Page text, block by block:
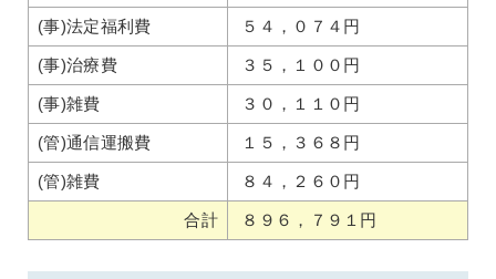
(事)法定福利費 ５４，０７４円
(事)治療費 ３５，１００円
(事)雑費 ３０，１１０円
(管)通信運搬費 １５，３６８円
(管)雑費 ８４，２６０円
合計 ８９６，７９１円